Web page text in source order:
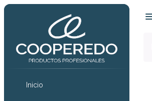
Inicio